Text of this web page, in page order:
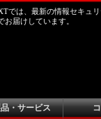
では、最新の情報セキュ
お届けしています。
・サービス